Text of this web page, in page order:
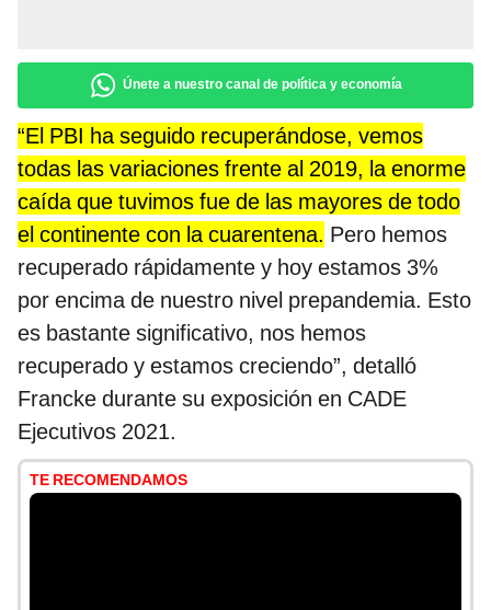
Únete a nuestro canal de política y economía
“El PBI ha seguido recuperándose, vemos
todas las variaciones frente al 2019, la enorme
caída que tuvimos fue de las mayores de todo
el continente con la cuarentena. Pero hemos
recuperado rápidamente y hoy estamos 3%
por encima de nuestro nivel prepandemia. Esto
es bastante significativo, nos hemos
recuperado y estamos creciendo”, detalló
Francke durante su exposición en CADE
Ejecutivos 2021.
TE RECOMENDAMOS